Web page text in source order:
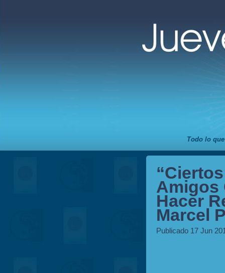
Todo lo
Amigos
Hacer
Marcel
Publicado 17 Jun